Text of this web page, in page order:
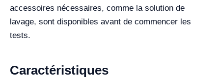
accessoires nécessaires, comme la solution de
lavage, sont disponibles avant de commencer les
tests.
Caractéristiques